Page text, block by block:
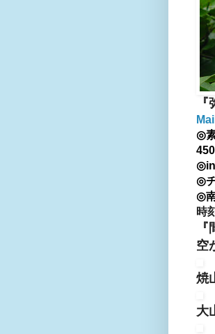
◎
◎
◎
時
空
焼
大